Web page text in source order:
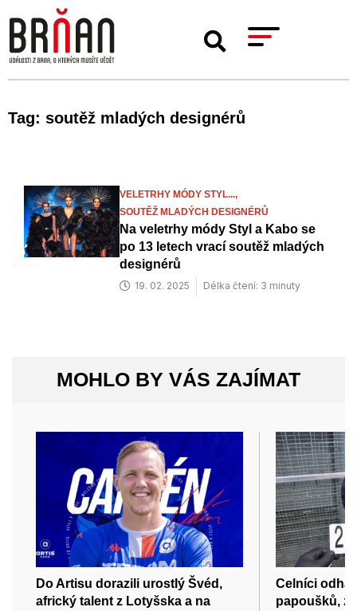
Tag: soutěž mladých designérů
VELETRHY MÓDY STYL...,
SOUTĚŽ MLADÝCH DESIGNÉRŮ
Na veletrhy módy Styl a Kabo se
po 13 letech vrací soutěž mladých
designérů
19. 02. 2025 Délka čtení: 3 minuty
MOHLO BY VÁS ZAJÍMAT
Do Artisu dorazili urostlý Švéd,
africký talent z Lotyšska a na
Celníci
papoušků,